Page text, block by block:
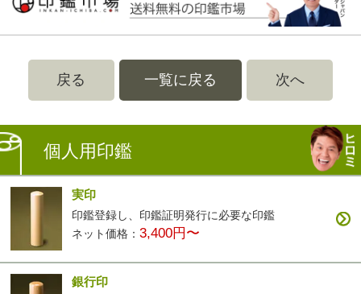
戻る 一覧に戻る 次へ
個人用印鑑
実印
印鑑登録し、印鑑証明発行に必要な印鑑
ネット価格：3,400円〜
銀行印